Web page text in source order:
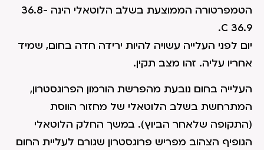
הטמפרטורה הממוצעת בשלב הלוטאלי הינה 36.8-
36.9 C.
יום לפני העלייה עשויה להיות ירידה חדה בחום, שמיד
אחריו עליה. זהו מצב תקין.
העלייה בחום נובעת מהפרשת הורמון הפרוגסטרון,
המתרחשת בשלב הלוטאלי של מחזור הווסת
(התקופה שלאחר הביוץ). במשך החלק הלוטאלי
הגופיף הצהוב מפריש פרוגסטרון שגורם לעליית החום